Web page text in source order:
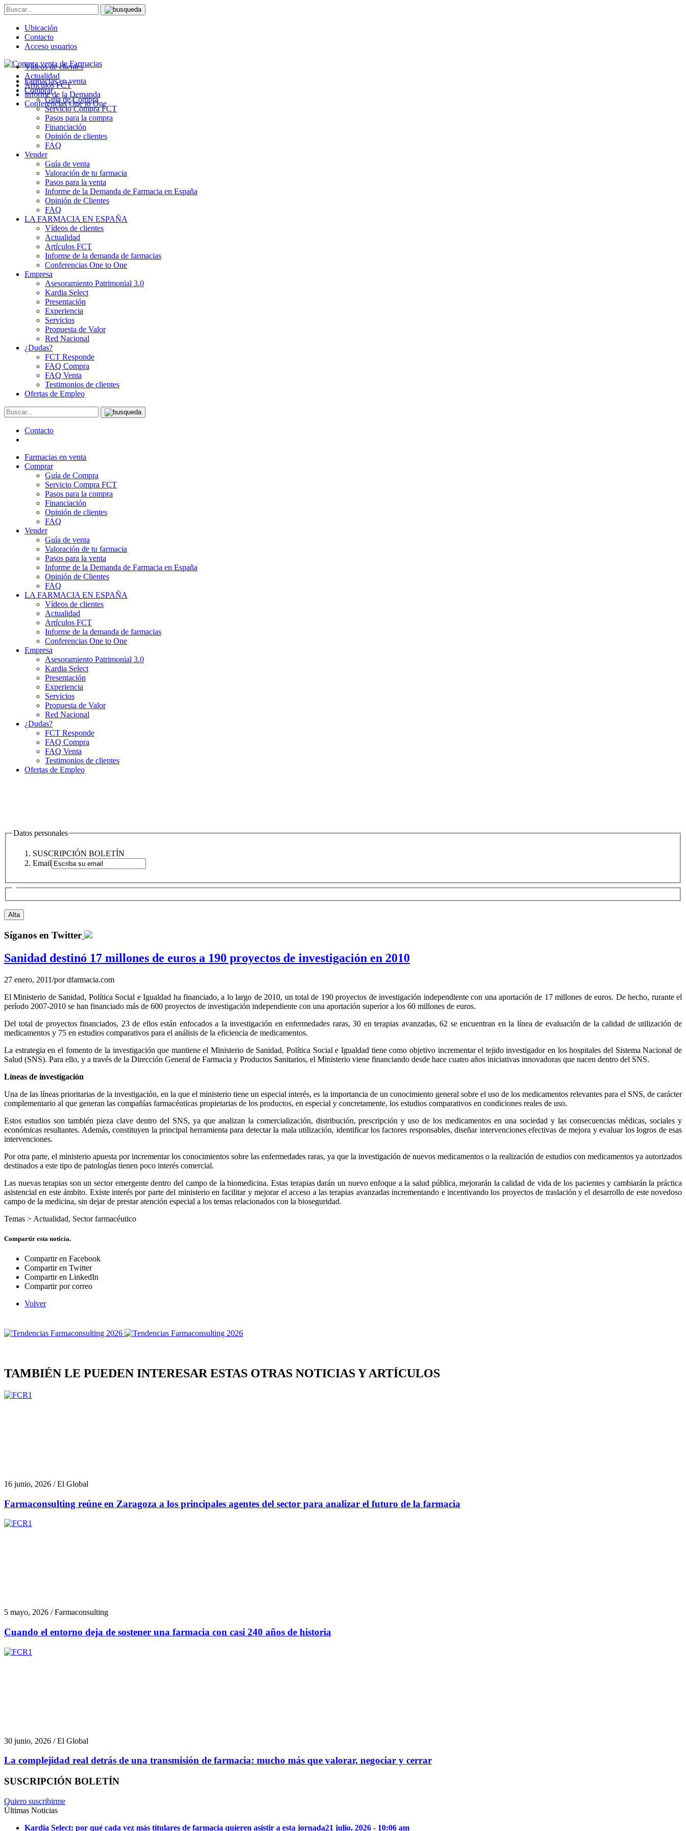
Ubicación
Contacto
Acceso usuarios
Farmacias en venta
Comprar
Guía de Compra
Servicio Compra FCT
Pasos para la compra
Financiación
Opinión de clientes
FAQ
Vender
Guía de venta
Valoración de tu farmacia
Pasos para la venta
Informe de la Demanda de Farmacia en España
Opinión de Clientes
FAQ
LA FARMACIA EN ESPAÑA
Vídeos de clientes
Actualidad
Artículos FCT
Informe de la demanda de farmacias
Conferencias One to One
Empresa
Asesoramiento Patrimonial 3.0
Kardia Select
Presentación
Experiencia
Servicios
Propuesta de Valor
Red Nacional
¿Dudas?
FCT Responde
FAQ Compra
FAQ Venta
Testimonios de clientes
Ofertas de Empleo
Contacto
Farmacias en venta
Comprar
Guía de Compra
Servicio Compra FCT
Pasos para la compra
Financiación
Opinión de clientes
FAQ
Vender
Guía de venta
Valoración de tu farmacia
Pasos para la venta
Informe de la Demanda de Farmacia en España
Opinión de Clientes
FAQ
LA FARMACIA EN ESPAÑA
Vídeos de clientes
Actualidad
Artículos FCT
Informe de la demanda de farmacias
Conferencias One to One
Empresa
Asesoramiento Patrimonial 3.0
Kardia Select
Presentación
Experiencia
Servicios
Propuesta de Valor
Red Nacional
¿Dudas?
FCT Responde
FAQ Compra
FAQ Venta
Testimonios de clientes
Ofertas de Empleo
Vídeos de clientes
Actualidad
Artículos FCT
Informe de la Demanda
Conferencias One to One
Datos personales
SUSCRIPCIÓN BOLETÍN
Email
Síganos en Twitter
Sanidad destinó 17 millones de euros a 190 proyectos de investigación en 2010
27 enero, 2011/pordfarmacia.com
El Ministerio de Sanidad, Política Social e Igualdad ha financiado, a lo largo de 2010, un total de 190 proyectos de investigación independiente con una aportación de 17 millones de euros. De hecho, rurante el
período 2007-2010 se han financiado más de 600 proyectos de investigación independiente con una aportación superior a los 60 millones de euros.
Del total de proyectos financiados, 23 de ellos están enfocados a la investigación en enfermedades raras, 30 en terapias avanzadas, 62 se encuentran en la línea de evaluación de la calidad de utilización de
medicamentos y 75 en estudios comparativos para el análisis de la eficiencia de medicamentos.
La estrategia en el fomento de la investigación que mantiene el Ministerio de Sanidad, Política Social e Igualdad tiene como objetivo incrementar el tejido investigador en los hospitales del Sistema Nacional de
Salud (SNS). Para ello, y a través de la Dirección General de Farmacia y Productos Sanitarios, el Ministerio viene financiando desde hace cuatro años iniciativas innovadoras que nacen dentro del SNS.
Líneas de investigación
Una de las líneas prioritarias de la investigación, en la que el ministerio tiene un especial interés, es la importancia de un conocimiento general sobre el uso de los medicamentos relevantes para el SNS, de carácter
complementario al que generan las compañías farmacéuticas propietarias de los productos, en especial y concretamente, los estudios comparativos en condiciones reales de uso.
Estos estudios son también pieza clave dentro del SNS, ya que analizan la comercialización, distribución, prescripción y uso de los medicamentos en una sociedad y las consecuencias médicas, sociales y
económicas resultantes. Además, constituyen la principal herramienta para detectar la mala utilización, identificar los factores responsables, diseñar intervenciones efectivas de mejora y evaluar los logros de esas
intervenciones.
Por otra parte, el ministerio apuesta por incrementar los conocimientos sobre las enfermedades raras, ya que la investigación de nuevos medicamentos o la realización de estudios con medicamentos ya autorizados
destinados a este tipo de patologías tienen poco interés comercial.
Las nuevas terapias son un sector emergente dentro del campo de la biomedicina. Estas terapias darán un nuevo enfoque a la salud pública, mejorarán la calidad de vida de los pacientes y cambiarán la práctica
asistencial en este ámbito. Existe interés por parte del ministerio en facilitar y mejorar el acceso a las terapias avanzadas incrementando e incentivando los proyectos de traslación y el desarrollo de este novedoso
campo de la medicina, sin dejar de prestar atención especial a los temas relacionados con la bioseguridad.
Temas > Actualidad, Sector farmacéutico
Compartir esta noticía.
Compartir en Facebook
Compartir en Twitter
Compartir en LinkedIn
Compartir por correo
Volver
TAMBIÉN LE PUEDEN INTERESAR ESTAS OTRAS NOTICIAS Y ARTÍCULOS
16 junio, 2026 / El Global
Farmaconsulting reúne en Zaragoza a los principales agentes del sector para analizar el futuro de la farmacia
5 mayo, 2026 / Farmaconsulting
Cuando el entorno deja de sostener una farmacia con casi 240 años de historia
30 junio, 2026 / El Global
La complejidad real detrás de una transmisión de farmacia: mucho más que valorar, negociar y cerrar
SUSCRIPCIÓN BOLETÍN
Quiero suscribirme
Últimas Noticias
Kardia Select: por qué cada vez más titulares de farmacia quieren asistir a esta jornada21 julio, 2026 - 10:06 am